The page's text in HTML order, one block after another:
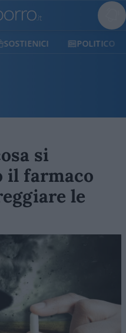
POLITICO MILANO
si
il farmaco
le